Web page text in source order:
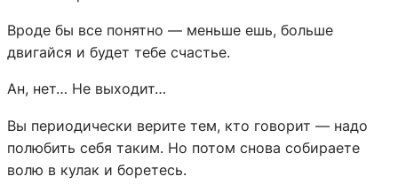
Вроде бы все понятно — меньше ешь, больше
двигайся и будет тебе счастье.
Ан, нет… Не выходит…
Вы периодически верите тем, кто говорит — надо
полюбить себя таким. Но потом снова собираете
волю в кулак и боретесь.